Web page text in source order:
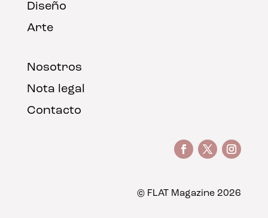
Diseño
Arte
Nosotros
Nota legal
Contacto
© FLAT Magazine 2026